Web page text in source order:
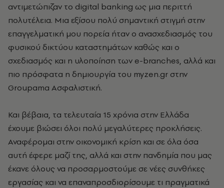
αντιμετώπιζαν το digital banking ως μια περιττή
πολυτέλεια. Μια εξίσου πολύ σημαντική στιγμή στην
επαγγελματική μου πορεία ήταν o ανασχεδιασμός του
φυσικού δικτύου καταστημάτων καθώς και ο
σχεδιασμός και η υλοποίηση των e-branches, αλλά και
πιο πρόσφατα η δημιουργία του myzen.gr στην
Groupama Ασφαλιστική.
Και βέβαια, τα τελευταία 15 χρόνια στην Ελλάδα
έχουμε βιώσει όλοι πολύ μεγαλύτερες προκλήσεις.
Αναφέρομαι στην οικονομική κρίση και σε όλα όσα
αυτή έφερε μαζί της, αλλά και στην πανδημία που μας
έκανε όλους να προσαρμοστούμε σε νέες συνθήκες
εργασίας και να επαναπροσδιορίσουμε τι πραγματικά